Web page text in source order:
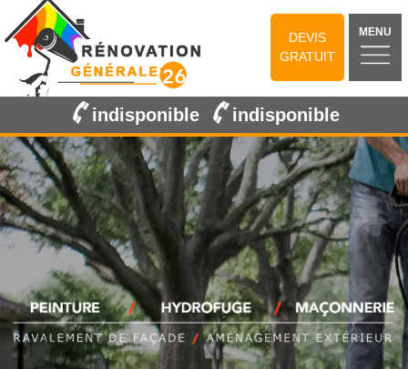
DEVIS
GRATUIT
MENU
indisponible indisponible